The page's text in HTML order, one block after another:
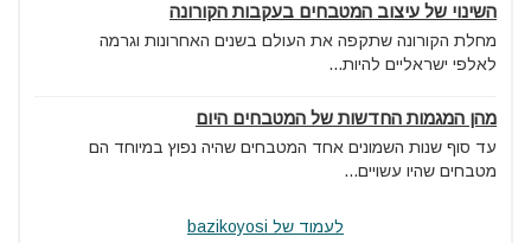
השינוי של עיצוב המטבחים בעקבות הקורונה
מחלת הקורונה שתקפה את העולם בשנים האחרונות וגרמה
לאלפי ישראליים להיות...
מהן המגמות החדשות של המטבחים היום
עד סוף שנות השמונים אחד המטבחים שהיה נפוץ במיוחד הם
מטבחים שהיו עשויים...
לעמוד של bazikoyosi